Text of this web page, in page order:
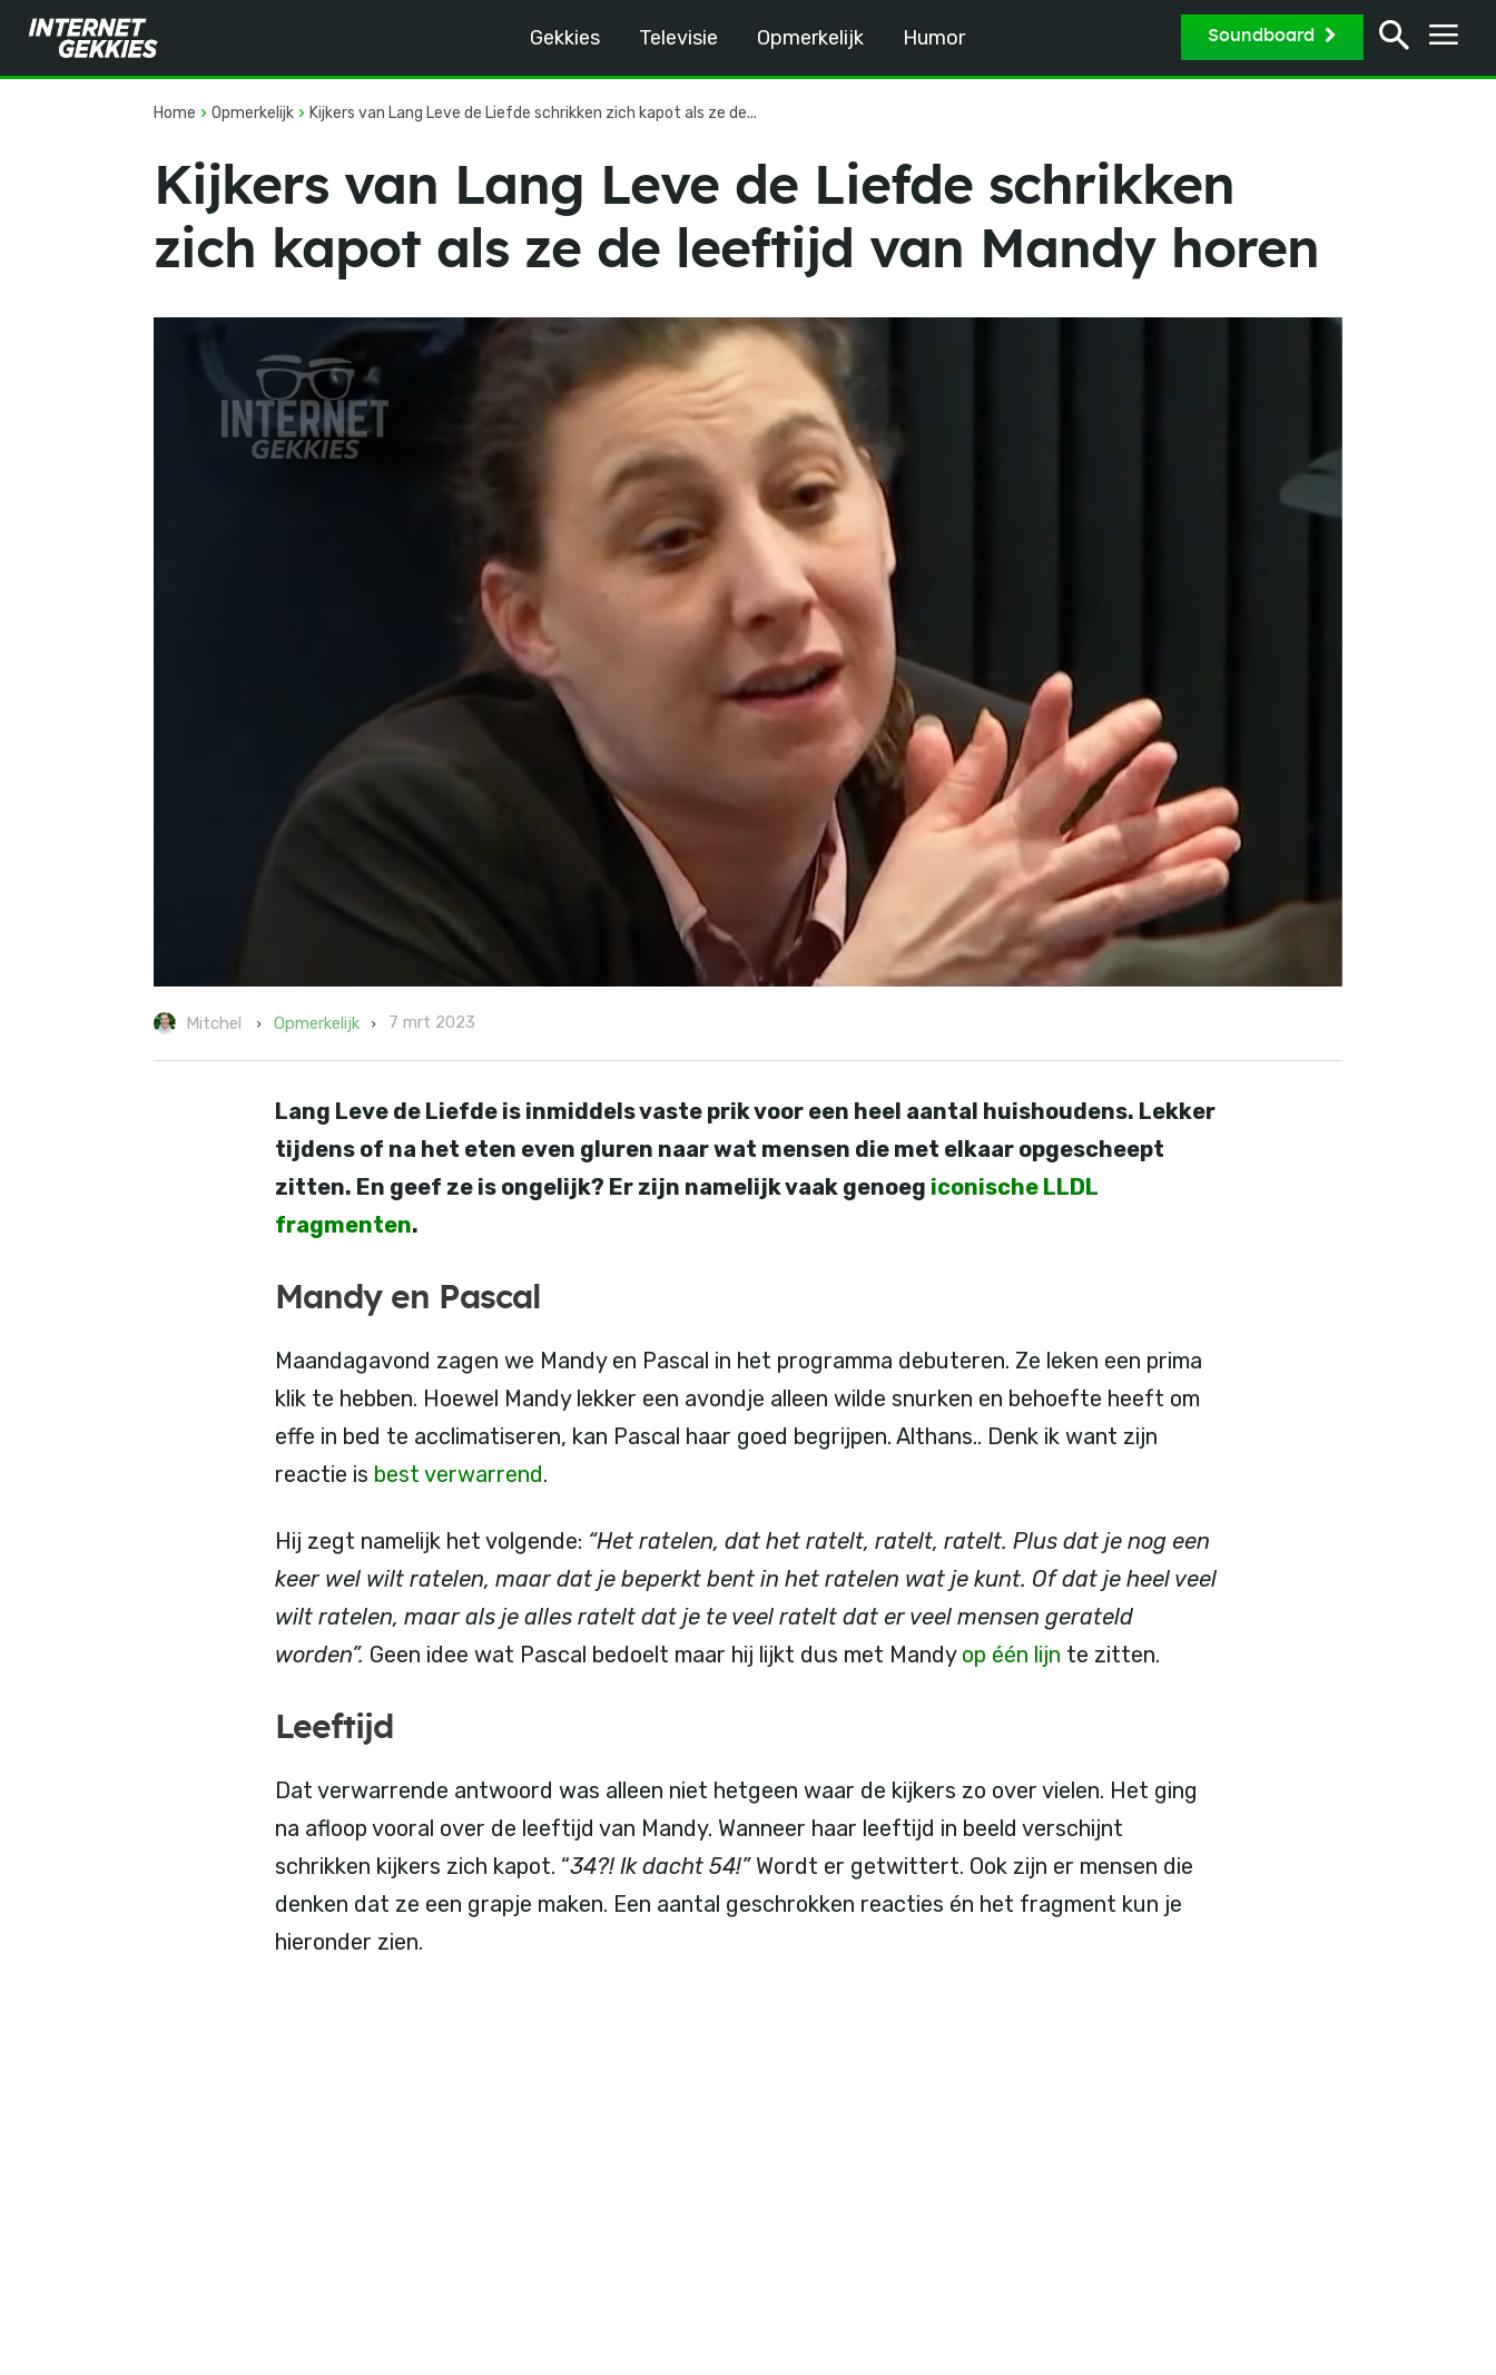
Gekkies Televisie Opmerkelijk Humor Soundboard
Home Opmerkelijk Kijkers van Lang Leve de Liefde schrikken zich kapot als ze de...
Kijkers van Lang Leve de Liefde schrikken
zich kapot als ze de leeftijd van Mandy horen
Mitchel Opmerkelijk 7 mrt 2023
Lang Leve de Liefde is inmiddels vaste prik voor een heel aantal huishoudens. Lekker
tijdens of na het eten even gluren naar wat mensen die met elkaar opgescheept
zitten. En geef ze is ongelijk? Er zijn namelijk vaak genoeg iconische LLDL
fragmenten.
Mandy en Pascal
Maandagavond zagen we Mandy en Pascal in het programma debuteren. Ze leken een prima
klik te hebben. Hoewel Mandy lekker een avondje alleen wilde snurken en behoefte heeft om
effe in bed te acclimatiseren, kan Pascal haar goed begrijpen. Althans.. Denk ik want zijn
reactie is best verwarrend.
Hij zegt namelijk het volgende: “Het ratelen, dat het ratelt, ratelt, ratelt. Plus dat je nog een
keer wel wilt ratelen, maar dat je beperkt bent in het ratelen wat je kunt. Of dat je heel veel
wilt ratelen, maar als je alles ratelt dat je te veel ratelt dat er veel mensen gerateld
worden”. Geen idee wat Pascal bedoelt maar hij lijkt dus met Mandy op één lijn te zitten.
Leeftijd
Dat verwarrende antwoord was alleen niet hetgeen waar de kijkers zo over vielen. Het ging
na afloop vooral over de leeftijd van Mandy. Wanneer haar leeftijd in beeld verschijnt
schrikken kijkers zich kapot. “34?! Ik dacht 54!” Wordt er getwittert. Ook zijn er mensen die
denken dat ze een grapje maken. Een aantal geschrokken reacties én het fragment kun je
hieronder zien.